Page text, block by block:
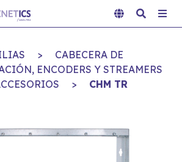
>
CABECERA DE
ENCODERS Y STREAMERS
> CHM TR